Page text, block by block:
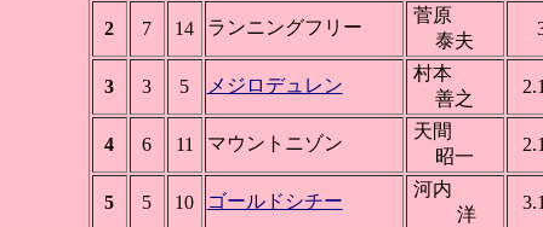
2 7 14 ランニングフリー
菅原
泰夫
3 3 5 メジロデュレン
村本
善之
4 6 11 マウントニゾン
天間
昭一
5 5 10 ゴールドシチー
河内
洋